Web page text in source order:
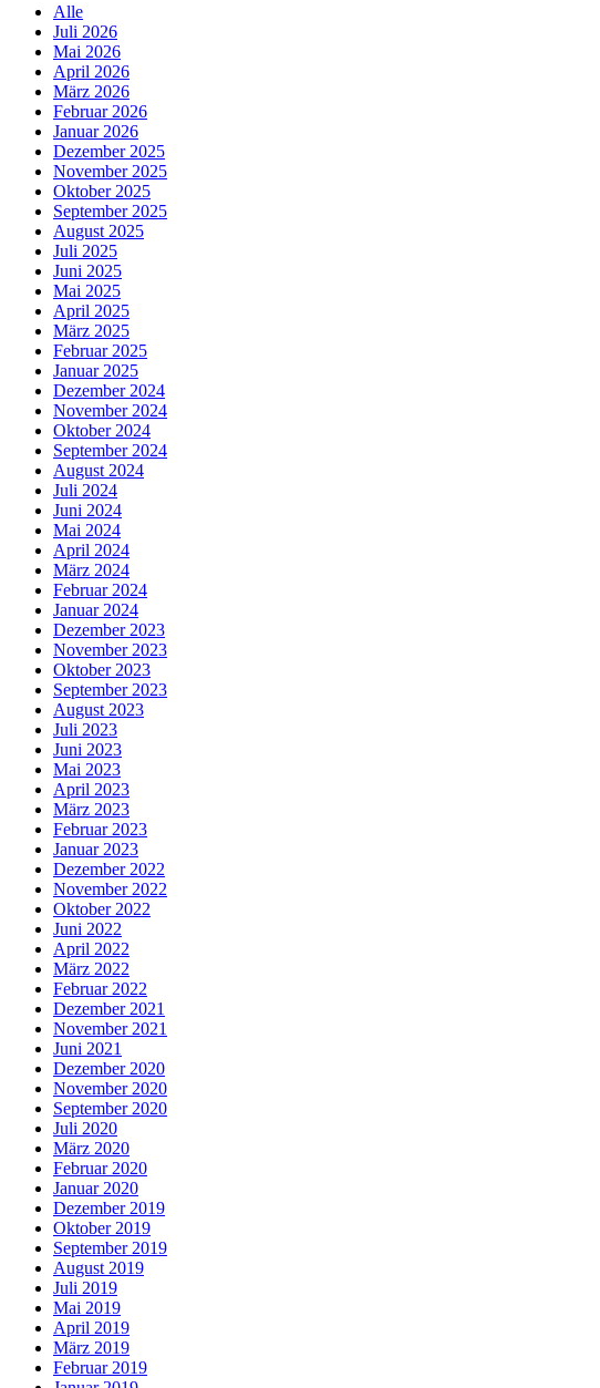
Alle
Juli 2026
Mai 2026
April 2026
März 2026
Februar 2026
Januar 2026
Dezember 2025
November 2025
Oktober 2025
September 2025
August 2025
Juli 2025
Juni 2025
Mai 2025
April 2025
März 2025
Februar 2025
Januar 2025
Dezember 2024
November 2024
Oktober 2024
September 2024
August 2024
Juli 2024
Juni 2024
Mai 2024
April 2024
März 2024
Februar 2024
Januar 2024
Dezember 2023
November 2023
Oktober 2023
September 2023
August 2023
Juli 2023
Juni 2023
Mai 2023
April 2023
März 2023
Februar 2023
Januar 2023
Dezember 2022
November 2022
Oktober 2022
Juni 2022
April 2022
März 2022
Februar 2022
Dezember 2021
November 2021
Juni 2021
Dezember 2020
November 2020
September 2020
Juli 2020
März 2020
Februar 2020
Januar 2020
Dezember 2019
Oktober 2019
September 2019
August 2019
Juli 2019
Mai 2019
April 2019
März 2019
Februar 2019